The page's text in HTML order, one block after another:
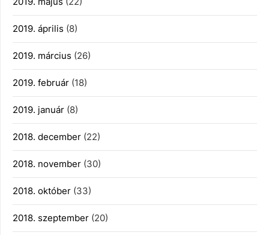
2019. április (8)
2019. március (26)
2019. február (18)
2019. január (8)
2018. december (22)
2018. november (30)
2018. október (33)
2018. szeptember (20)